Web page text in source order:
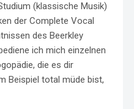
(klassische Musik)
der Complete Vocal
des Beerkley
ich mich einzelnen
die es dir
Beispiel total müde bist,